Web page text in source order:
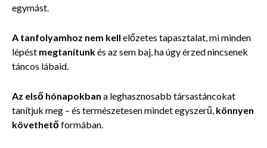
egymást.
A tanfolyamhoz nem kell előzetes tapasztalat, mi minden
lépést megtanítunkés az sem baj, ha úgy érzed nincsenek
táncos lábaid.
Az első hónapokban a leghasznosabb társastáncokat
tanítjuk meg – és természetesen mindet egyszerű, könnyen
követhetőformában.